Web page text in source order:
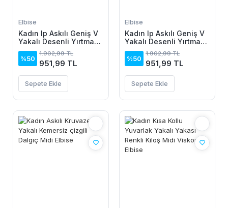
Elbise
Kadın Ip Askılı Geniş V
Yakalı Desenli Yırtmaçlı
Süprem Midi Elbise
%50
1.902,99 TL
951,99 TL
Sepete Ekle
Elbise
Kadın Ip Askılı Geniş V
Yakalı Desenli Yırtmaçlı
Süprem Midi Elbise
%50
1.902,99 TL
951,99 TL
Sepete Ekle